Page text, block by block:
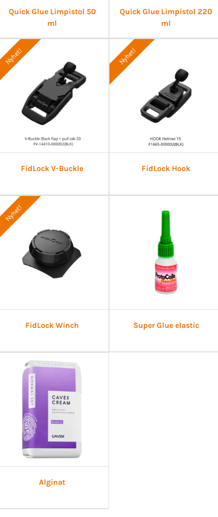
Quick Glue Limpistol 50
ml
Quick Glue Limpistol 220
ml
Nyhet!
FidLock V-Buckle
Nyhet!
FidLock Hook
Nyhet!
FidLock Winch Super Glue elastic
Alginat